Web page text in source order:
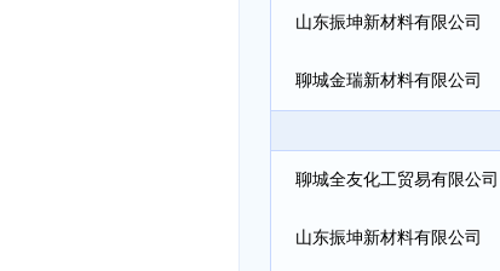
山东振坤新材料有限公司
聊城金瑞新材料有限公司
聊城全友化工贸易有限公司
山东振坤新材料有限公司